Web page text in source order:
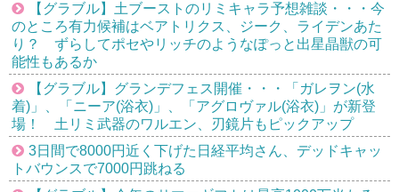
【グラブル】土ブーストのリミキャラ予想雑談・・・今
のところ有力候補はベアトリクス、ジーク、ライデンあた
り？ ずらしてポセやリッチのようなぽっと出星晶獣の可
能性もあるか
【グラブル】グランデフェス開催・・・「ガレヲン(水
着)」、「ニーア(浴衣)」、「アグロヴァル(浴衣)」が新登
場！ 土リミ武器のワルエン、刃鏡片もピックアップ
3日間で8000円近く下げた日経平均さん、デッドキャッ
トバウンスで7000円跳ねる